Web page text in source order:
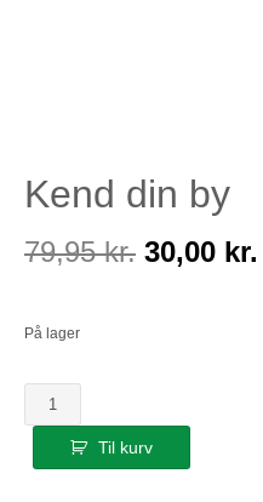
Kend din by
79,95kr. Den
79,95 kr..
30,00 kr.
På lager
Kend
din
Til kurv